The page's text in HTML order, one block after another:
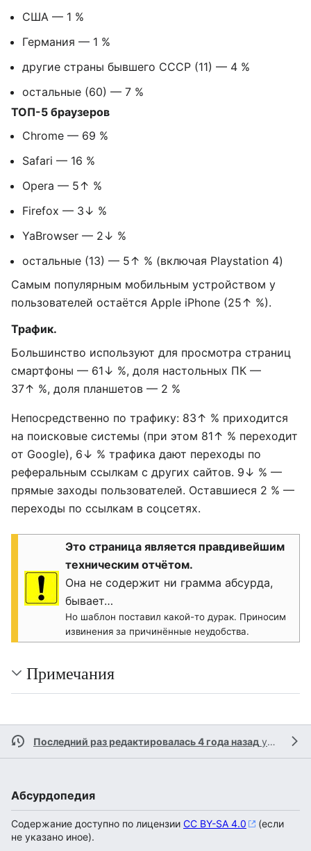
США — 1 %
Германия — 1 %
другие страны бывшего СССР (11) — 4 %
остальные (60) — 7 %
ТОП-5 браузеров
Chrome — 69 %
Safari — 16 %
Opera — 5↑ %
Firefox — 3↓ %
YaBrowser — 2↓ %
остальные (13) — 5↑ % (включая Playstation 4)
Самым популярным мобильным устройством у
пользователей остаётся Apple iPhone (25↑ %).
Трафик.
Большинство используют для просмотра страниц
смартфоны — 61↓ %, доля настольных ПК —
37↑ %, доля планшетов — 2 %
Непосредственно по трафику: 83↑ % приходится
на поисковые системы (при этом 81↑ % переходит
от Google), 6↓ % трафика дают переходы по
реферальным ссылкам с других сайтов. 9↓ % —
прямые заходы пользователей. Оставшиеся 2 % —
переходы по ссылкам в соцсетях.
Это страница является правдивейшим
техническим отчётом.
Она не содержит ни грамма абсурда,
бывает…
Но шаблон поставил какой-то дурак. Приносим
извинения за причинённые неудобства.
Примечания
Последний раз редактировалась 4 года назад участником
Абсурдопедия
Содержание доступно по лицензии CC BY-SA 4.0
(если
не указано иное).